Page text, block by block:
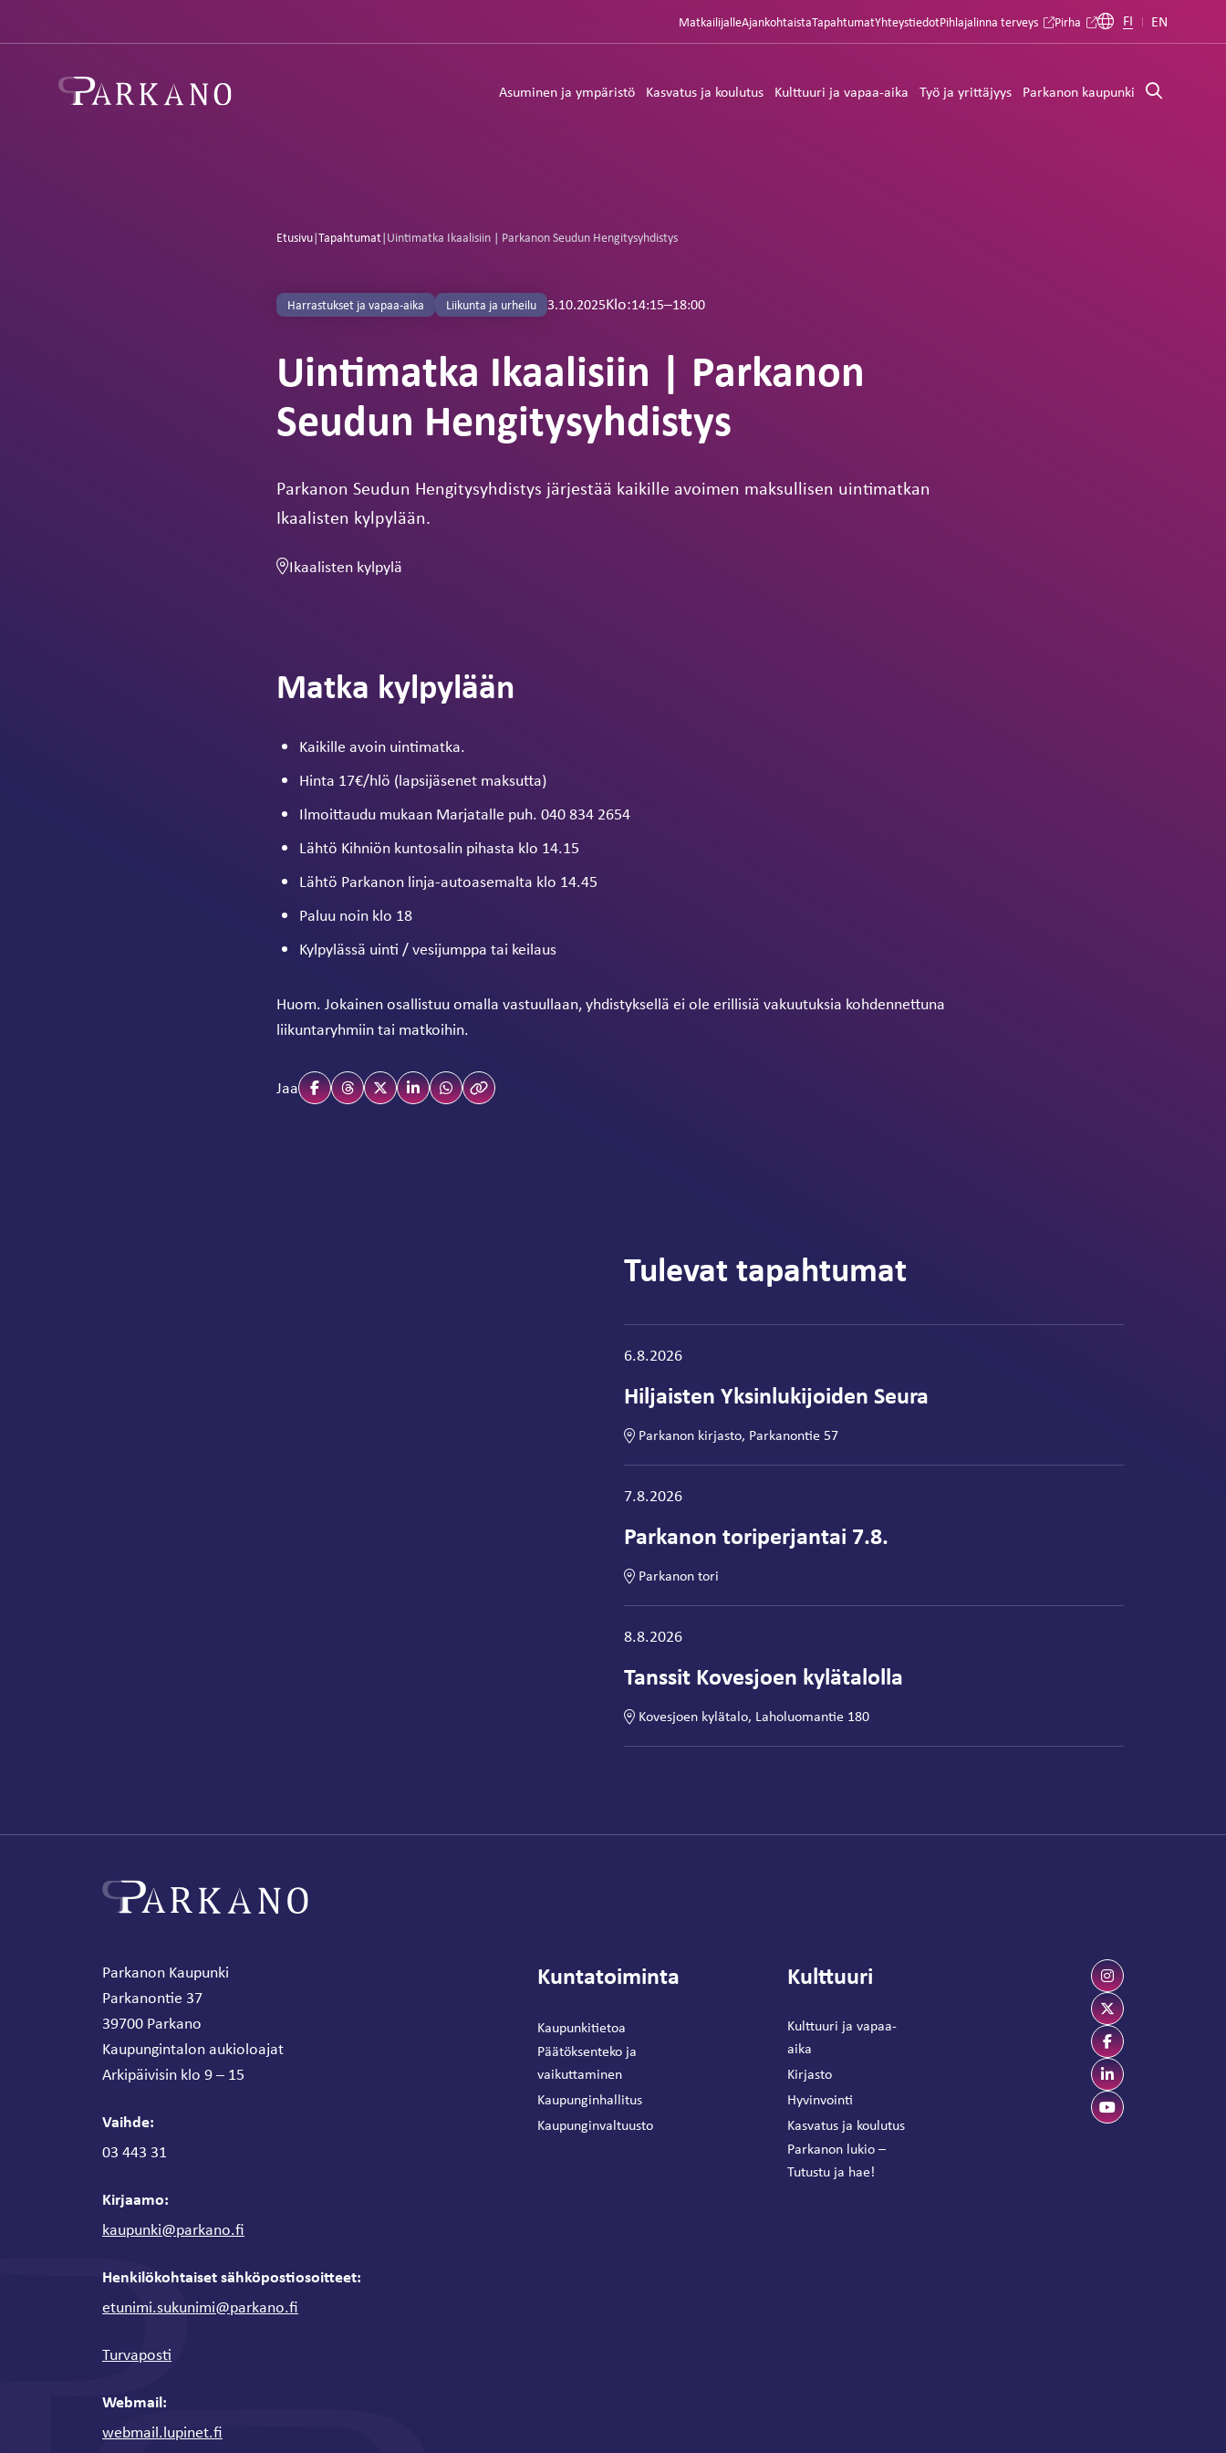
MatkailijalleAjankohtaistaTapahtumatYhteystiedotPihlajalinna terveys Pirha FI EN
Asuminen ja ympäristö Kasvatus ja koulutus Kulttuuri ja vapaa-aika Työ ja yrittäjyys Parkanon kaupunki
Etusivu|Tapahtumat|Uintimatka Ikaalisiin | Parkanon Seudun Hengitysyhdistys
Harrastukset ja vapaa-aika Liikunta ja urheilu 3.10.2025Klo:14:15–18:00
Uintimatka Ikaalisiin | Parkanon
Seudun Hengitysyhdistys
Parkanon Seudun Hengitysyhdistys järjestää kaikille avoimen maksullisen uintimatkan
Ikaalisten kylpylään.
Ikaalisten kylpylä
Matka kylpylään
Kaikille avoin uintimatka.
Hinta 17€/hlö (lapsijäsenet maksutta)
Ilmoittaudu mukaan Marjatalle puh. 040 834 2654
Lähtö Kihniön kuntosalin pihasta klo 14.15
Lähtö Parkanon linja-autoasemalta klo 14.45
Paluu noin klo 18
Kylpylässä uinti / vesijumppa tai keilaus
Huom. Jokainen osallistuu omalla vastuullaan, yhdistyksellä ei ole erillisiä vakuutuksia kohdennettuna
liikuntaryhmiin tai matkoihin.
Jaa
Tulevat tapahtumat
Tapahtuma alkaa:
6.8.2026
Hiljaisten Yksinlukijoiden Seura
Parkanon kirjasto, Parkanontie 57
Tapahtuma alkaa:
7.8.2026
Parkanon toriperjantai 7.8.
Parkanon tori
Tapahtuma alkaa:
8.8.2026
Tanssit Kovesjoen kylätalolla
Kovesjoen kylätalo, Laholuomantie 180
Parkanon Kaupunki
Parkanontie 37
39700 Parkano
Kaupungintalon aukioloajat
Arkipäivisin klo 9 – 15
Vaihde:
03 443 31
Kirjaamo:
kaupunki@parkano.fi
Henkilökohtaiset sähköpostiosoitteet:
etunimi.sukunimi@parkano.fi
Turvaposti
Webmail:
webmail.lupinet.fi
Kuntatoiminta
Kaupunkitietoa
Päätöksenteko ja
vaikuttaminen
Kaupunginhallitus
Kaupunginvaltuusto
Kulttuuri
Kulttuuri ja vapaa-
aika
Kirjasto
Hyvinvointi
Kasvatus ja koulutus
Parkanon lukio –
Tutustu ja hae!